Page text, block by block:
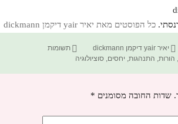
כל הפוסטים מאת יאיר yair דיקמן dickmann‏
מחבר
יאיר yair דיקמן dickmann קטגוריות
תשומות
, הורות, התנהגות, יחסים,סוציולוגיה
שדות החובה מסומנים *